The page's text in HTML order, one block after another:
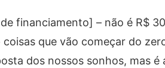
financiamento] – não é R$
que vão começar do
dos nossos sonhos, mas é